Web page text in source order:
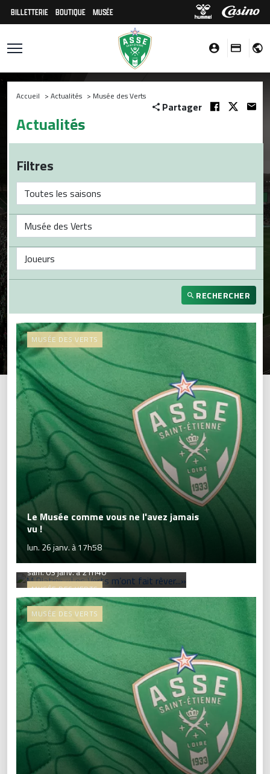
BILLETTERIE BOUTIQUE MUSÉE
Accueil > Actualités > Musée des Verts
Partager
Actualités
Filtres
RECHERCHER
MUSÉE DES VERTS
Le Musée comme vous ne l'avez jamais
vu !
lun. 26 janv. à 17h58
MUSÉE DES VERTS
M.Platini: «Les Verts m’ont fait
rêver...»
sam. 03 janv. à 21h40
MUSÉE DES VERTS